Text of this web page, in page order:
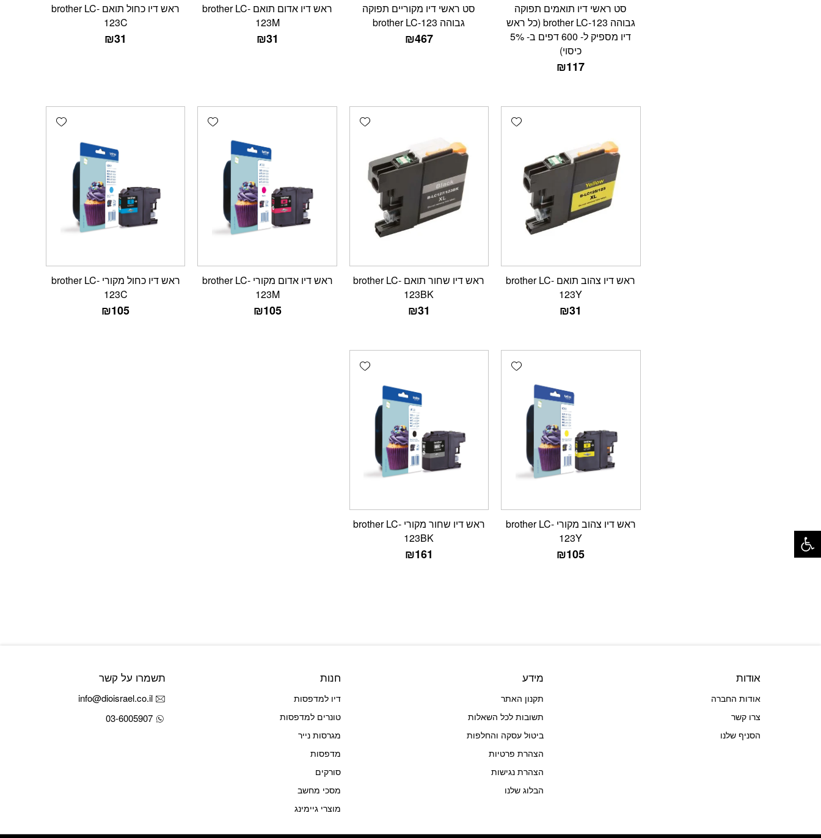
סט ראשי דיו תואמים תפוקה
גבוהה brother LC-123 (כל ראש
דיו מספיק ל- 600 דפים ב- 5%
כיסוי)
₪117
סט ראשי דיו מקוריים תפוקה
גבוהה brother LC-123
₪467
ראש דיו אדום תואם brother LC-
123M
₪31
ראש דיו כחול תואם brother LC-
123C
₪31
Add wishlist
ראש דיו צהוב תואם brother LC-
123Y
₪31
Add wishlist
ראש דיו שחור תואם brother LC-
123BK
₪31
Add wishlist
ראש דיו אדום מקורי brother LC-
123M
₪105
Add wishlist
ראש דיו כחול מקורי brother LC-
123C
₪105
Add wishlist
ראש דיו צהוב מקורי brother LC-
123Y
₪105
Add wishlist
ראש דיו שחור מקורי brother LC-
123BK
₪161
אודות
אודות החברה
צרו קשר
הסניף שלנו
מידע
תקנון האתר
תשובות לכל השאלות
ביטול עסקה והחלפות
הצהרת פרטיות
הצהרת נגישות
הבלוג שלנו
חנות
דיו למדפסות
טונרים למדפסות
מגרסות נייר
מדפסות
סורקים
מסכי מחשב
מוצרי גיימינג
תשמרו על קשר
info@dioisrael.co.il
03-6005907
פתח סרגל נגישות